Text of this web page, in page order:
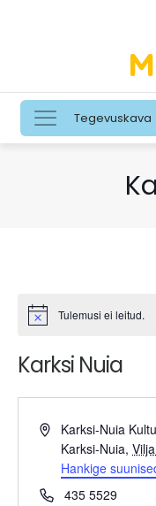
Tegevuskava
Notice Tulemusi ei leitud.
Karksi Nuia
AadressKarksi-Nuia
Karksi-Nuia,
Hankige
Telefon435 5529